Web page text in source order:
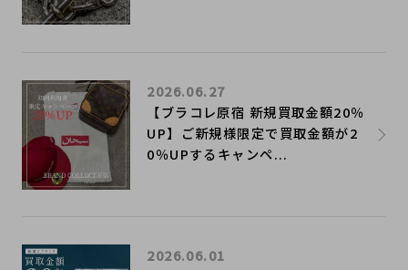
【ブラコレ原宿 新規買取金額20％
UP】ご新規様限定で買取金額が2
0％UPするキャンペ...
2026.06.27
2026.06.01